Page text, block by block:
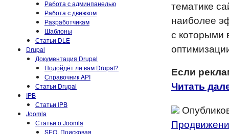
Работа с админпанелью
Работа с движком
Разработчикам
Шаблоны
Статьи DLE
Drupal
Документация Drupal
Подойдёт ли вам Drupal?
Справочник API
Статьи Drupal
IPB
Статьи IPB
Joomla
Статьи о Joomla
SEO, Поисковая
тематике
наиболее
с которыми
Если
Читать